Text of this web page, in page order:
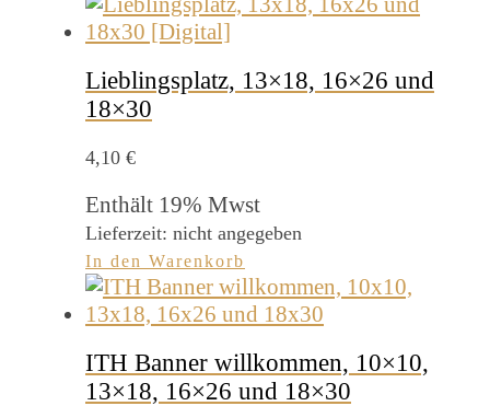
Lieblingsplatz, 13×18, 16×26 und
18×30
4,10 €
Enthält 19% Mwst
Lieferzeit: nicht angegeben
In den Warenkorb
ITH Banner willkommen, 10×10,
13×18, 16×26 und 18×30